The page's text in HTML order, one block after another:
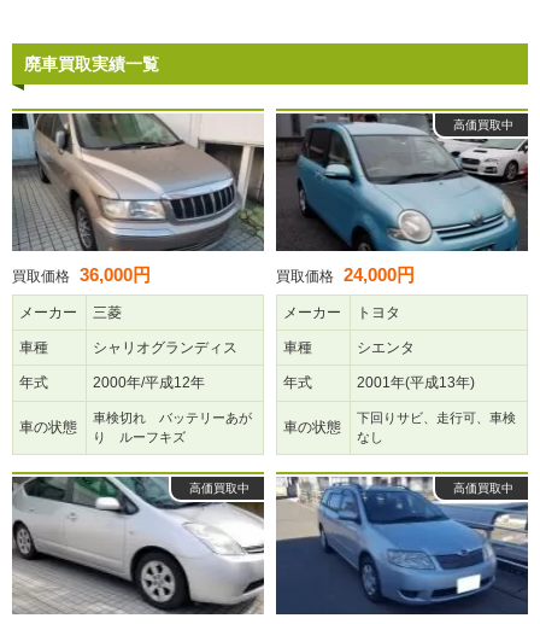
廃車買取実績一覧
買取価格 36,000円
メーカー 三菱
車種 シャリオグランディス
年式 2000年/平成12年
車の状態
車検切れ バッテリーあが
り ルーフキズ
高価買取中
買取価格 24,000円
メーカー トヨタ
車種 シエンタ
年式 2001年(平成13年)
車の状態
下回りサビ、走行可、車検
なし
高価買取中 高価買取中